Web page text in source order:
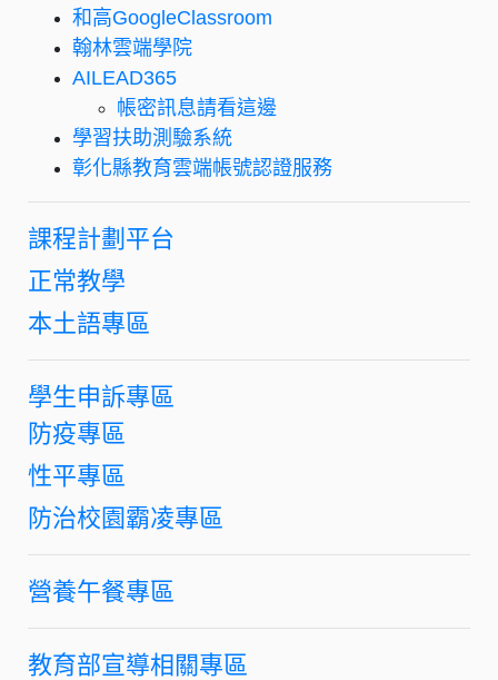
和高GoogleClassroom
翰林雲端學院
AILEAD365
帳密訊息請看這邊
學習扶助測驗系統
彰化縣教育雲端帳號認證服務
課程計劃平台
正常教學
本土語專區
學生申訴專區
防疫專區
性平專區
防治校園霸凌專區
營養午餐專區
教育部宣導相關專區